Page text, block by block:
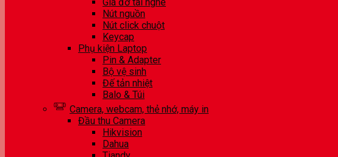
Nút nguồn
Nút click chuột
Keycap
Phụ kiện Laptop
Pin & Adapter
Bộ vệ sinh
Đế tản nhiệt
Balo & Túi
Camera, webcam, thẻ nhớ, máy in
Đầu thu Camera
Hikvision
Dahua